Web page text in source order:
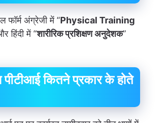
फॉर्म अंग्रेजी में “Physical Training
हिंदीमें “शारीरिक प्रशिक्षण अनुदेशक”
पीटीआई कितने प्रकार के होते